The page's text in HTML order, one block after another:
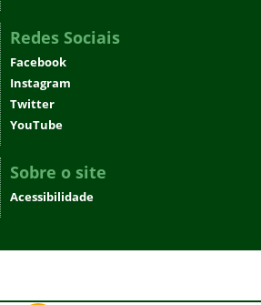
Redes Sociais
Facebook
Instagram
Twitter
YouTube
Sobre o site
Acessibilidade